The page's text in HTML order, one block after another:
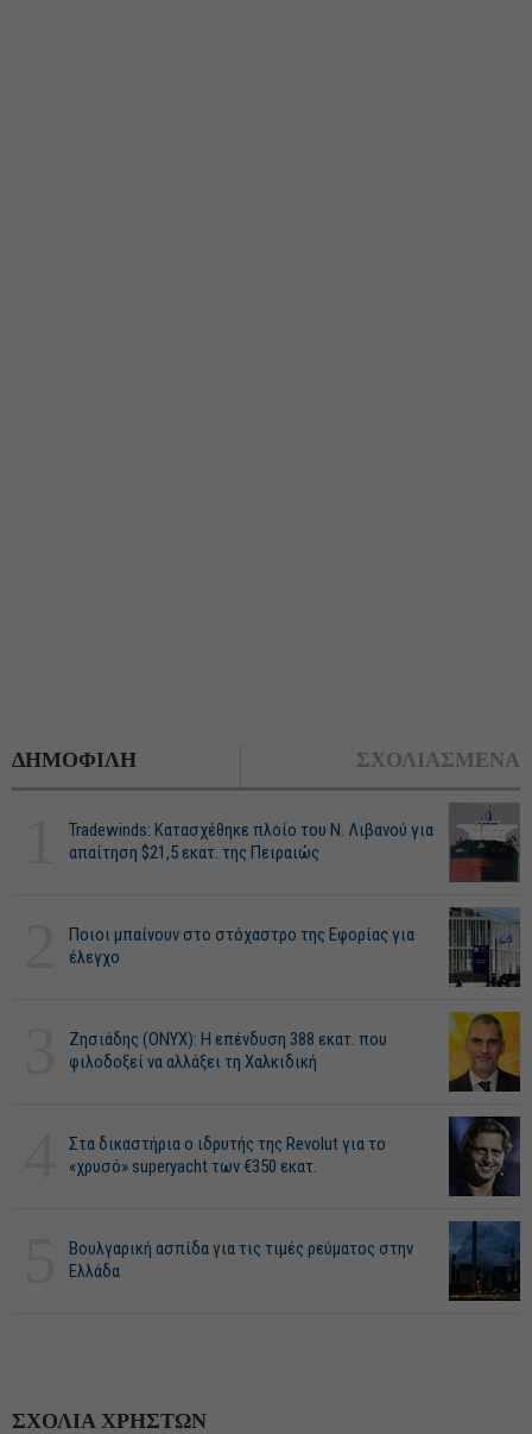
ΔΗΜΟΦΙΛΗ ΣΧΟΛΙΑΣΜΕΝΑ
Tradewinds: Κατασχέθηκε πλοίο του Ν. Λιβανού για
απαίτηση $21,5 εκατ. της Πειραιώς
Ποιοι μπαίνουν στο στόχαστρο της Εφορίας για
έλεγχο
Ζησιάδης (ONYX): Η επένδυση 388 εκατ. που
φιλοδοξεί να αλλάξει τη Χαλκιδική
Στα δικαστήρια ο ιδρυτής της Revolut για το
«χρυσό» superyacht των €350 εκατ.
Βουλγαρική ασπίδα για τις τιμές ρεύματος στην
Ελλάδα
ΣΧΟΛΙΑ ΧΡΗΣΤΩΝ